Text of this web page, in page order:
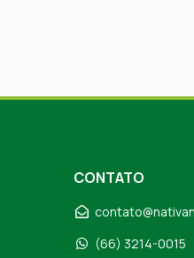
CONTATO
(66) 3214-0015